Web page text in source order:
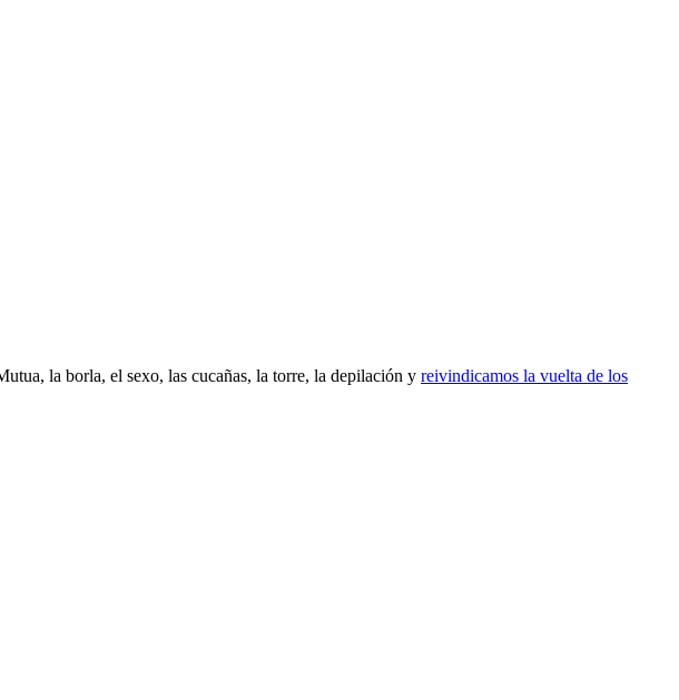
la borla, el sexo, las cucañas, la torre, la depilación y reivindicamos la vuelta de los